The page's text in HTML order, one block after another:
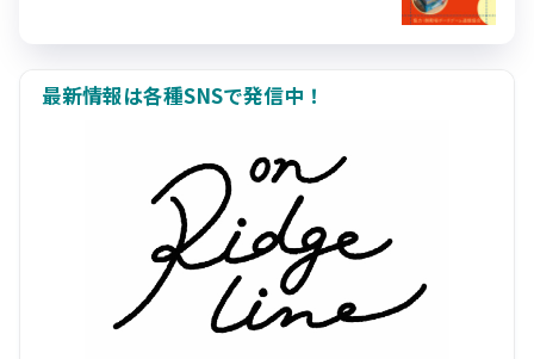
最新情報は各種SNSで発信中！